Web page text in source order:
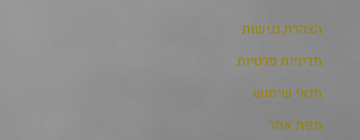
הצהרת נגישות
מדיניות פרטיות
תנאי שימוש
מפת אתר